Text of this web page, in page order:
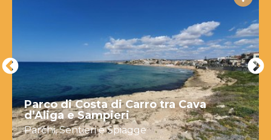
Parco di Costa di Carro tra Cava
d’Aliga e Sampieri
Parchi, Sentieri e Spiagge